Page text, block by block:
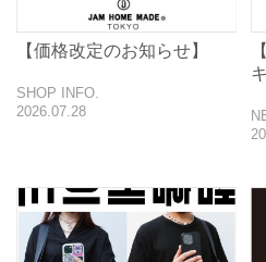
【価格改定のお知らせ】
SHOP INFO.
2026.07.28